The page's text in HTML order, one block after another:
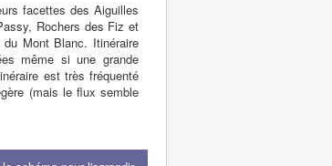
facettes des Aiguilles
Rochers des Fiz et
Mont Blanc. Itinéraire
même si une grande
est très fréquenté
(mais le flux semble